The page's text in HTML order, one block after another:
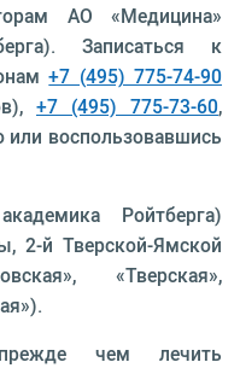
АО «Медицина»
Записаться к
+7 (495) 775-74-90
+7 (495) 775-73-60,
или воспользовавшись
Ройтберга)
2-й Тверской-Ямской
«Тверская»,
чем лечить